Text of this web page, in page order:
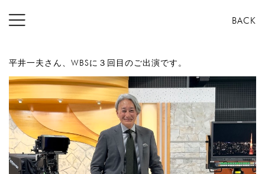
BACK
平井一夫さん、WBSに３回目のご出演です。